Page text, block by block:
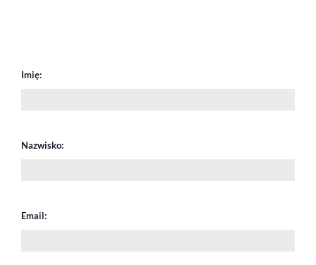
Imię:
Nazwisko:
Email: